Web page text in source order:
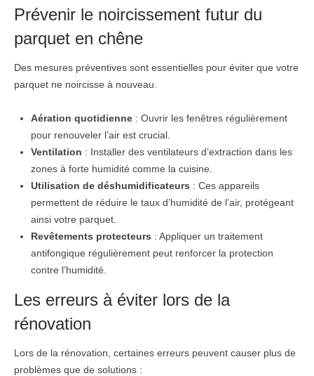
Prévenir le noircissement futur du
parquet en chêne
Des mesures préventives sont essentielles pour éviter que votre
parquet ne noircisse à nouveau.
Aération quotidienne : Ouvrir les fenêtres régulièrement
pour renouveler l’air est crucial.
Ventilation : Installer des ventilateurs d’extraction dans les
zones à forte humidité comme la cuisine.
Utilisation de déshumidificateurs : Ces appareils
permettent de réduire le taux d’humidité de l’air, protégeant
ainsi votre parquet.
Revêtements protecteurs : Appliquer un traitement
antifongique régulièrement peut renforcer la protection
contre l’humidité.
Les erreurs à éviter lors de la
rénovation
Lors de la rénovation, certaines erreurs peuvent causer plus de
problèmes que de solutions :